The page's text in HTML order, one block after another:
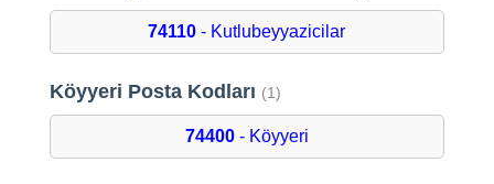
74110 - Kutlubeyyazicilar
Köyyeri Posta Kodları (1)
74400- Köyyeri